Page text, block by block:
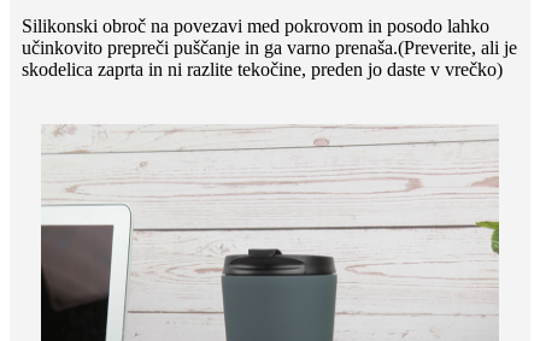
Silikonski obroč na povezavi med pokrovom in posodo lahko
učinkovito prepreči puščanje in ga varno prenaša.(Preverite, ali je
skodelica zaprta in ni razlite tekočine, preden jo daste v vrečko)